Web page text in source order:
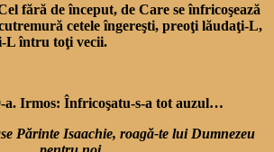
fără de început, de Care se înfricoşează
cetele îngereşti, preoţi lăudaţi-L,
L întru toţi vecii.
a. Irmos: Înfricoşatu-s-a tot auzul…
Părinte Isaachie, roagă-te lui Dumnezeu